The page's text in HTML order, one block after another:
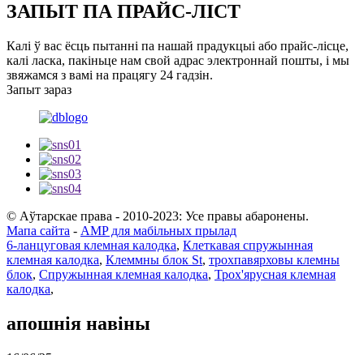
ЗАПЫТ ПА ПРАЙС-ЛІСТ
Калі ў вас ёсць пытанні па нашай прадукцыі або прайс-лісце,
калі ласка, пакіньце нам свой адрас электроннай пошты, і мы
звяжамся з вамі на працягу 24 гадзін.
Запыт зараз
© Аўтарскае права - 2010-2023: Усе правы абаронены.
Мапа сайта - AMP для мабільных прылад
6-ланцуговая клемная калодка, Клеткавая спружынная
клемная калодка, Клеммны блок St, трохпавярховы клемны
блок, Спружынная клемная калодка, Трох'ярусная клемная
калодка,
апошнія навіны